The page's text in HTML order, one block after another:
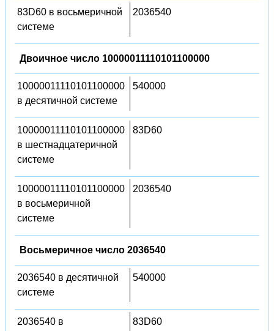
83D60 в восьмеричной
системе
2036540
Двоичное число 10000011110101100000
10000011110101100000
в десятичной системе
540000
10000011110101100000
в шестнадцатеричной
системе
83D60
10000011110101100000
в восьмеричной
системе
2036540
Восьмеричное число 2036540
2036540 в десятичной
системе
540000
2036540 в
83D60